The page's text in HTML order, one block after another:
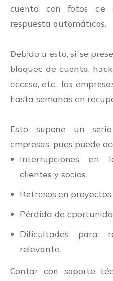
cuenta con fotos de
respuesta automáticos.
Debido a esto, si se
bloqueo de cuenta,
acceso, etc., las
hasta semanas en
Esto supone un
empresas, pues puede
Interrupciones en
clientes y socios.
Retrasos en proyectos.
Pérdida de
Dificultades para
relevante.
Contar con soporte